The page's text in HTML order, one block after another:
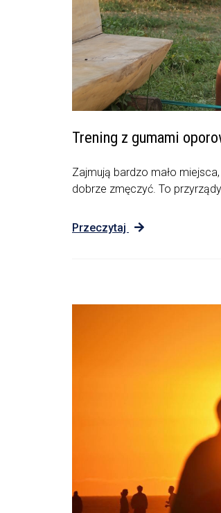
Trening z gumami
Zajmują bardzo mało
dobrze zmęczyć. To
Przeczytaj